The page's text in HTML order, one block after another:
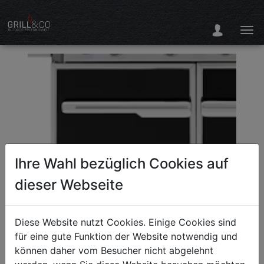
Ihre Wahl bezüglich Cookies auf
dieser Webseite
Diese Website nutzt Cookies. Einige Cookies sind
für eine gute Funktion der Website notwendig und
können daher vom Besucher nicht abgelehnt